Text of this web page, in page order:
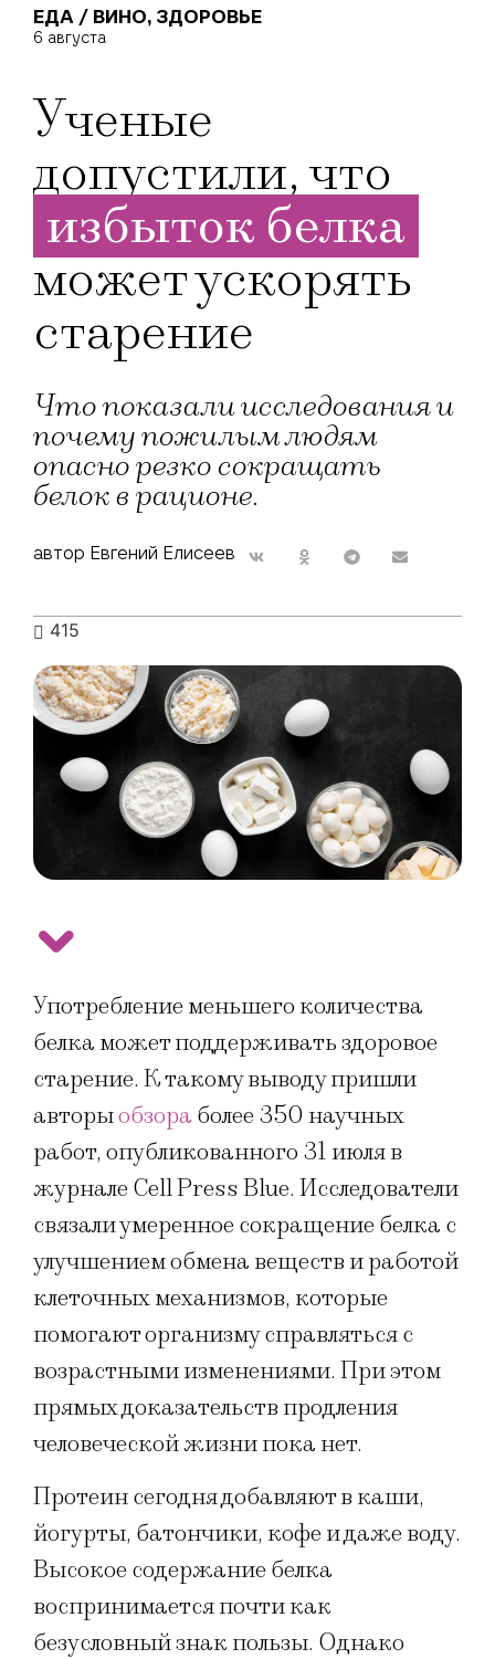
ЕДА / ВИНО, ЗДОРОВЬЕ
6 августа
Ученые
допустили, что
избыток белка
может ускорять
старение
Что показали исследования и
почему пожилым людям
опасно резко сокращать
белок в рационе.
автор Евгений Елисеев
415
Употребление меньшего количества
белка может поддерживать здоровое
старение. К такому выводу пришли
авторыобзора более 350 научных
работ, опубликованного 31 июля в
журнале Cell Press Blue. Исследователи
связали умеренное сокращение белка с
улучшением обмена веществ и работой
клеточных механизмов, которые
помогают организму справляться с
возрастными изменениями. При этом
прямых доказательств продления
человеческой жизни пока нет.
Протеин сегодня добавляют в каши,
йогурты, батончики, кофе и даже воду.
Высокое содержание белка
воспринимается почти как
безусловный знак пользы. Однако